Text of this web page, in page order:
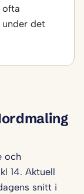
det
och
14. Aktuell
snitt i